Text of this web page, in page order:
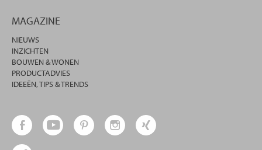
MAGAZINE
NIEUWS
INZICHTEN
BOUWEN & WONEN
PRODUCTADVIES
IDEEËN, TIPS & TRENDS